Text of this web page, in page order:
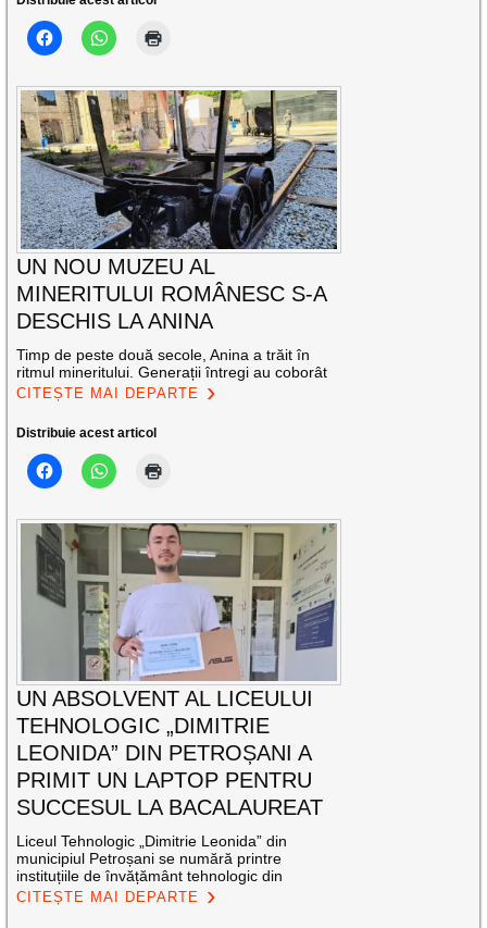
UN NOU MUZEU AL
MINERITULUI ROMÂNESC S-A
DESCHIS LA ANINA
Timp de peste două secole, Anina a trăit în
ritmul mineritului. Generații întregi au coborât
CITEȘTE MAI DEPARTE
Distribuie acest articol
UN ABSOLVENT AL LICEULUI
TEHNOLOGIC „DIMITRIE
LEONIDA” DIN PETROȘANI A
PRIMIT UN LAPTOP PENTRU
SUCCESUL LA BACALAUREAT
Liceul Tehnologic „Dimitrie Leonida” din
municipiul Petroșani se numără printre
instituțiile de învățământ tehnologic din
CITEȘTE MAI DEPARTE